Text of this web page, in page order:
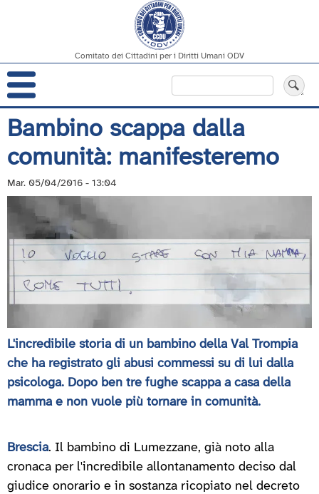
Salta
al
contenuto
principale
Comitato dei Cittadini per i Diritti Umani ODV
Navigazione
principale
Bambino scappa dalla
comunità: manifesteremo
Mar. 05/04/2016 - 13:04
L'incredibile storia di un bambino della Val Trompia
che ha registrato gli abusi commessi su di lui dalla
psicologa. Dopo ben tre fughe scappa a casa della
mamma e non vuole più tornare in comunità.
Brescia. Il bambino di Lumezzane, già noto alla
cronaca per l'incredibile allontanamento deciso dal
giudice onorario e in sostanza ricopiato nel decreto